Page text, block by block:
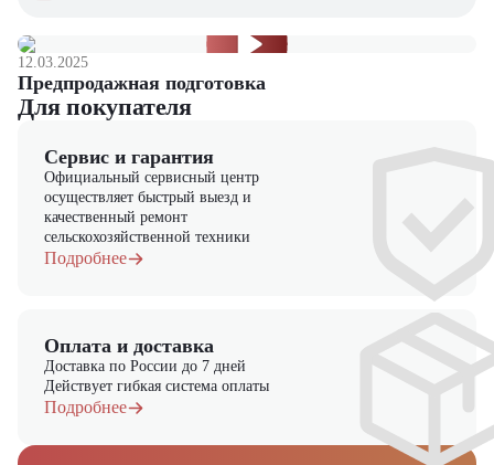
12.03.2025
Предпродажная подготовка
Для покупателя
Сервис и гарантия
Официальный сервисный центр
осуществляет быстрый выезд и
качественный ремонт
сельскохозяйственной техники
Подробнее
Оплата и доставка
Доставка по России до 7 дней
Действует гибкая система оплаты
Подробнее